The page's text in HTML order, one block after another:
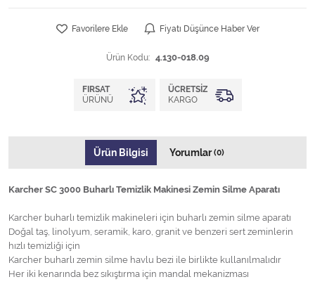
Favorilere Ekle Fiyatı Düşünce Haber Ver
Ürün Kodu: 4.130-018.09
FIRSAT
ÜRÜNÜ
ÜCRETSIZ
KARGO
Ürün Bilgisi Yorumlar(0)
Karcher SC 3000 Buharlı Temizlik Makinesi Zemin Silme Aparatı
Karcher buharlı temizlik makineleri için buharlı zemin silme aparatı
Doğal taş, linolyum, seramik, karo, granit ve benzeri sert zeminlerin
hızlı temizliği için
Karcher buharlı zemin silme havlu bezi ile birlikte kullanılmalıdır
Her iki kenarında bez sıkıştırma için mandal mekanizması